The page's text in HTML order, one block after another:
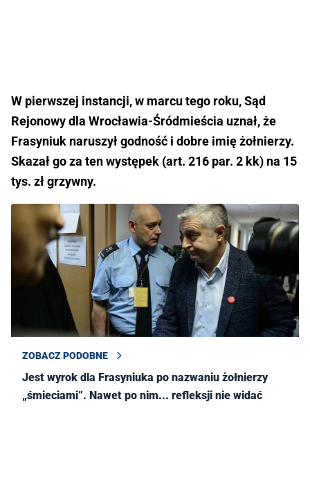
W pierwszej instancji, w marcu tego roku, Sąd
Rejonowy dla Wrocławia-Śródmieścia uznał, że
Frasyniuk naruszył godność i dobre imię żołnierzy.
Skazał go za ten występek (art. 216 par. 2 kk) na 15
tys. zł grzywny.
ZOBACZ PODOBNE
Jest wyrok dla Frasyniuka po nazwaniu żołnierzy
„śmieciami”. Nawet po nim... refleksji nie widać